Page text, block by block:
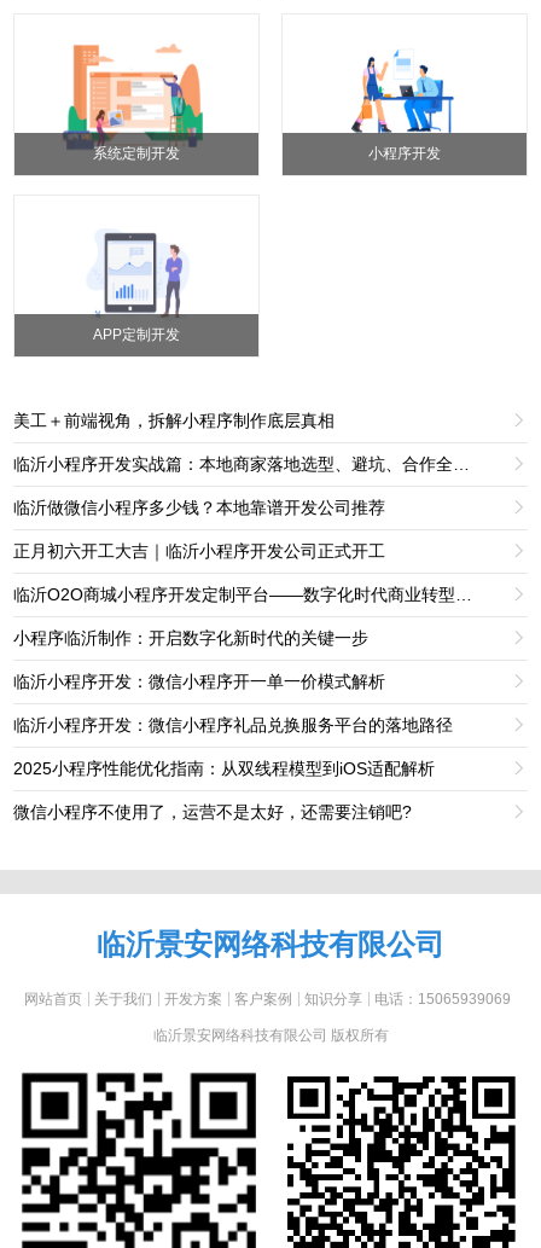
系统定制开发 小程序开发
APP定制开发
美工＋前端视角，拆解小程序制作底层真相 

临沂做微信小程序多少钱？本地靠谱开发公司推荐 
正月初六开工大吉｜临沂小程序开发公司正式开工 

小程序临沂制作：开启数字化新时代的关键一步 
临沂小程序开发：微信小程序开一单一价模式解析 
临沂小程序开发：微信小程序礼品兑换服务平台的落地路径 
2025小程序性能优化指南：从双线程模型到iOS适配解析 
微信小程序不使用了，运营不是太好，还需要注销吧? 
临沂景安网络科技有限公司
网站首页 关于我们 开发方案 客户案例 知识分享 电话：15065939069
临沂景安网络科技有限公司 版权所有